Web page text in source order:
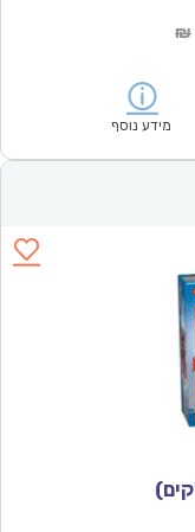
₪
מידע נוסף